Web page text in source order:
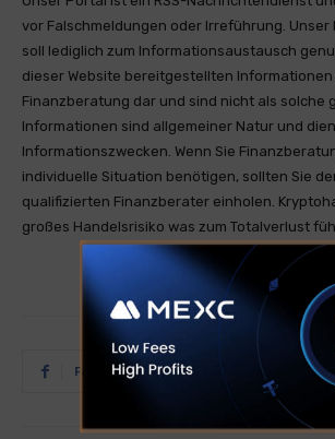
vor Falschmeldungen oder Irreführung.
soll lediglich zum Informationsaustausch
dieser Website bereitgestellten
Finanzberatung dar und sind nicht als solche
Informationen sind allgemeiner Natur und
Informationszwecken. Wenn Sie
individuelle Situation benötigen, sollten Sie
qualifizierten Finanzberater einholen.
großes Handelsrisiko was zum Totalverlust
Facebook Twitter